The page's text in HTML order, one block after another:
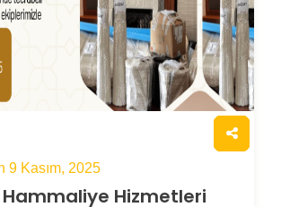
9 Kasım, 2025
Hizmetleri